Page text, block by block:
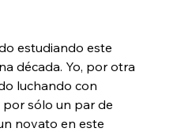
estudiando este
década. Yo, por otra
luchando con
sólo un par de
novato en este